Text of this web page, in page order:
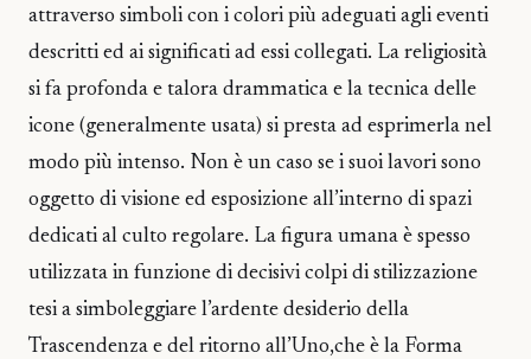
attraverso simboli con i colori più adeguati agli eventi
descritti ed ai significati ad essi collegati. La religiosità
si fa profonda e talora drammatica e la tecnica delle
icone (generalmente usata) si presta ad esprimerla nel
modo più intenso. Non è un caso se i suoi lavori sono
oggetto di visione ed esposizione all’interno di spazi
dedicati al culto regolare. La figura umana è spesso
utilizzata in funzione di decisivi colpi di stilizzazione
tesi a simboleggiare l’ardente desiderio della
Trascendenza e del ritorno all’Uno,che è la Forma